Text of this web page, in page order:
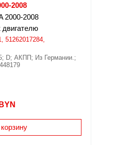
2008
2000-2008
51262017284,
D; АКПП; Из Германии.;
BYN